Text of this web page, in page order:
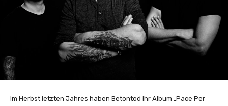
Im Herbst letzten Jahres haben Betontod ihr Album „Pace Per